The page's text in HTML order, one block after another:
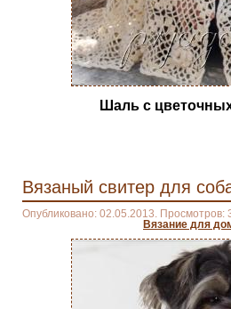
Шаль с
Вязаный свитер для
Опубликовано: 02.05.2013. Просмотров:
Вязание для